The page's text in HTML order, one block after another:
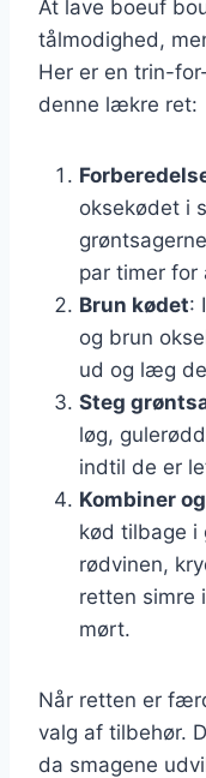
At lave boeuf
tålmodighed,
Her er en trin-
denne lækre ret:
oksekødet i
par timer for
Brun kødet:
og brun
ud og læg
Steg
løg,
indtil de er
Kombiner
kød tilbage i
rødvinen,
retten simre
mørt.
Når retten er
valg af tilbehør.
da smagene